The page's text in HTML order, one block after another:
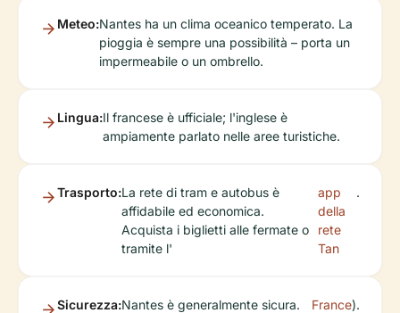
Meteo:Nantes ha un clima oceanico temperato. La
pioggia è sempre una possibilità – porta un
impermeabile o un ombrello.
Lingua:Il francese è ufficiale; l'inglese è
ampiamente parlato nelle aree turistiche.
Trasporto:La rete di tram e autobus è
affidabile ed economica.
Acquista i biglietti alle fermate o
tramite l'
app
della
rete
Tan
.
Sicurezza:Nantes è generalmente sicura.
France).